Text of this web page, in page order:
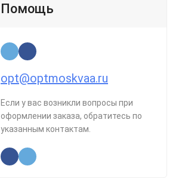
Помощь
opt@optmoskvaa.ru
Если у вас возникли вопросы при
оформлении заказа, обратитесь по
указанным контактам.